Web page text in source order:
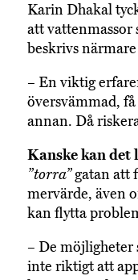
Karin Dhakal
att
beskrivs
– En viktig
översvämmad,
annan. Då
Kanske kan
”torra”gatan att
mervärde, även
kan flytta
– De möjligheter
inte riktigt att